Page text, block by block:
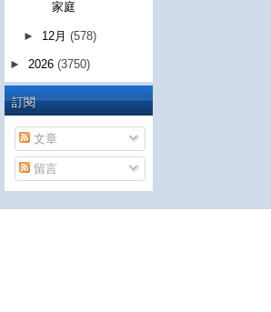
家庭
► 12月(578)
► 2026 (3750)
訂閱
文章
留言